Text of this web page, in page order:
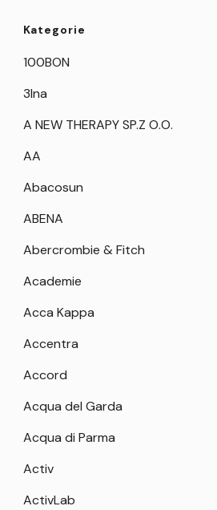
Kategorie
100BON
3Ina
A NEW THERAPY SP.Z O.O.
AA
Abacosun
ABENA
Abercrombie & Fitch
Academie
Acca Kappa
Accentra
Accord
Acqua del Garda
Acqua di Parma
Activ
ActivLab